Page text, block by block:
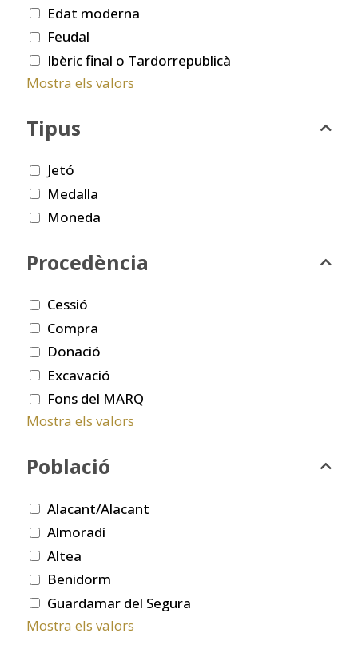
Edat moderna
Feudal
Ibèric final o Tardorrepublicà
Mostra els valors
Tipus
Jetó
Medalla
Moneda
Procedència
Cessió
Compra
Donació
Excavació
Fons del MARQ
Mostra els valors
Població
Alacant/Alacant
Almoradí
Altea
Benidorm
Guardamar del Segura
Mostra els valors